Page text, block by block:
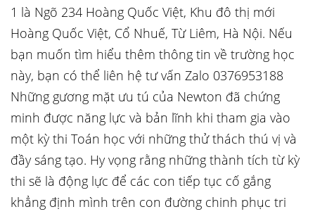
1 là Ngõ 234 Hoàng Quốc Việt, Khu đô thị mới
Hoàng Quốc Việt, Cổ Nhuế, Từ Liêm, Hà Nội. Nếu
bạn muốn tìm hiểu thêm thông tin về trường học
này, bạn có thể liên hệ tư vấn Zalo 0376953188
Những gương mặt ưu tú của Newton đã chứng
minh được năng lực và bản lĩnh khi tham gia vào
một kỳ thi Toán học với những thử thách thú vị và
đầy sáng tạo. Hy vọng rằng những thành tích từ kỳ
thi sẽ là động lực để các con tiếp tục cố gắng
khẳng định mình trên con đường chinh phục tri